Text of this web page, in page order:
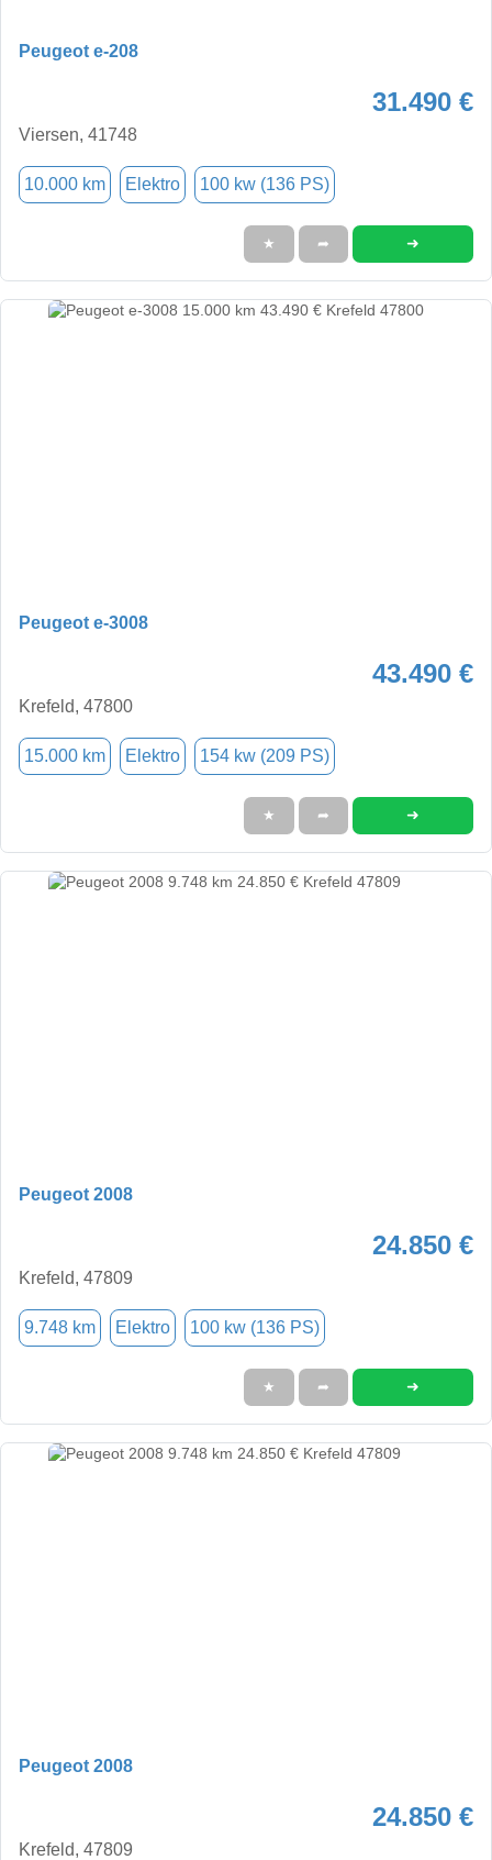
Peugeot e-208
31.490 €
Viersen, 41748
10.000 km Elektro 100 kw (136 PS)
★ ➦ ➜
Peugeot e-3008
43.490 €
Krefeld, 47800
15.000 km Elektro 154 kw (209 PS)
★ ➦ ➜
Peugeot 2008
24.850 €
Krefeld, 47809
9.748 km Elektro 100 kw (136 PS)
★ ➦ ➜
Peugeot 2008
24.850 €
Krefeld, 47809